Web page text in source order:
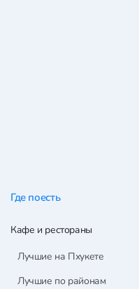
Где поесть
Кафе и рестораны
Лучшие на Пхукете
Лучшие по районам